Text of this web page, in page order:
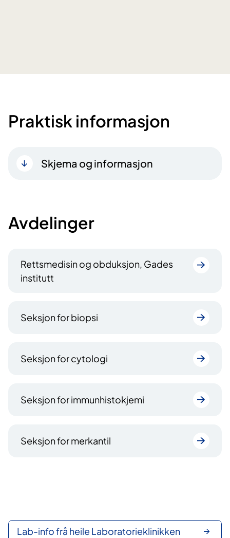
Praktisk informasjon
Skjema og informasjon
Avdelinger
Rettsmedisin og obduksjon, Gades
institutt
Seksjon for biopsi
Seksjon for cytologi
Seksjon for immunhistokjemi
Seksjon for merkantil
Lab-info frå heile Laboratorieklinikken